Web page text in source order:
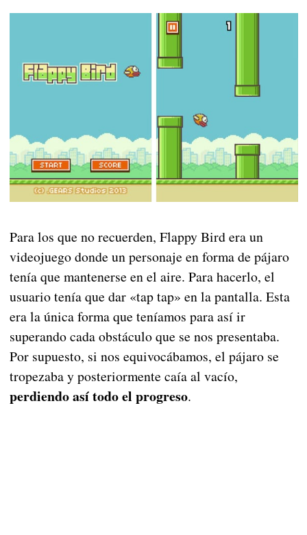
Para los que no recuerden, Flappy Bird era un
videojuego donde un personaje en forma de pájaro
tenía que mantenerse en el aire. Para hacerlo, el
usuario tenía que dar «tap tap» en la pantalla. Esta
era la única forma que teníamos para así ir
superando cada obstáculo que se nos presentaba.
Por supuesto, si nos equivocábamos, el pájaro se
tropezaba y posteriormente caía al vacío,
perdiendo así todo el progreso.